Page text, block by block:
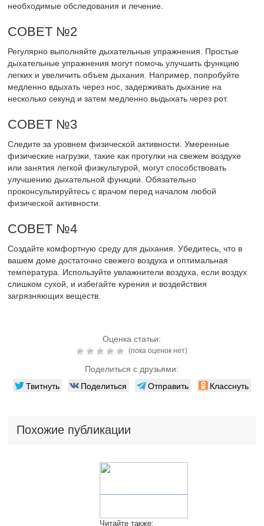
необходимые обследования и лечение.
СОВЕТ №2
Регулярно выполняйте дыхательные упражнения. Простые
дыхательные упражнения могут помочь улучшить функцию
легких и увеличить объем дыхания. Например, попробуйте
медленно вдыхать через нос, задерживать дыхание на
несколько секунд и затем медленно выдыхать через рот.
СОВЕТ №3
Следите за уровнем физической активности. Умеренные
физические нагрузки, такие как прогулки на свежем воздухе
или занятия легкой физкультурой, могут способствовать
улучшению дыхательной функции. Обязательно
проконсультируйтесь с врачом перед началом любой
физической активности.
СОВЕТ №4
Создайте комфортную среду для дыхания. Убедитесь, что в
вашем доме достаточно свежего воздуха и оптимальная
температура. Используйте увлажнители воздуха, если воздух
слишком сухой, и избегайте курения и воздействия
загрязняющих веществ.
Оценка статьи:
(пока оценок нет)
Поделиться с друзьями:
Твитнуть Поделиться Отправить Класснуть
Похожие публикации
Читайте также: